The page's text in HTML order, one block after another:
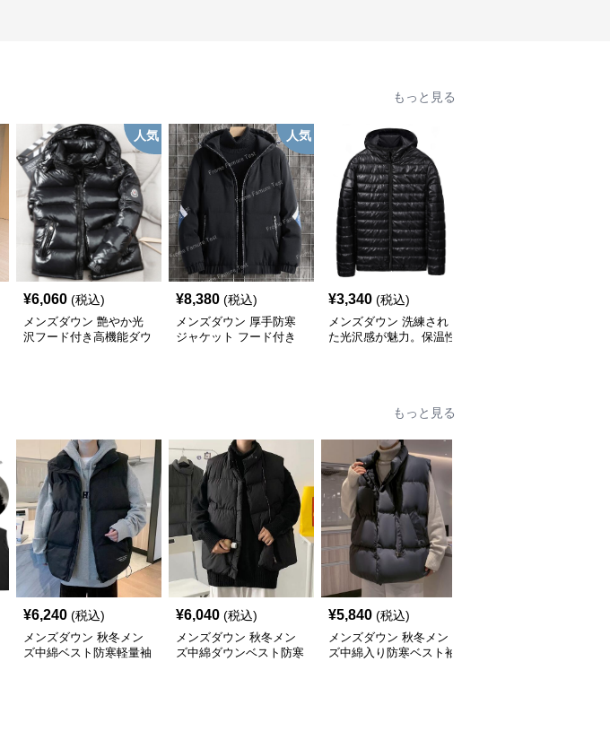
もっと見る
人気
¥6,060 (税込)
メンズダウン 艶やか光
沢フード付き高機能ダウ
人気
¥8,380 (税込)
メンズダウン 厚手防寒
ジャケット フード付き
¥3,340 (税込)
メンズダウン 洗練され
た光沢感が魅力。保温性
もっと見る
¥6,240 (税込)
メンズダウン 秋冬メン
ズ中綿ベスト防寒軽量袖
¥6,040 (税込)
メンズダウン 秋冬メン
ズ中綿ダウンベスト防寒
¥5,840 (税込)
メンズダウン 秋冬メン
ズ中綿入り防寒ベスト袖